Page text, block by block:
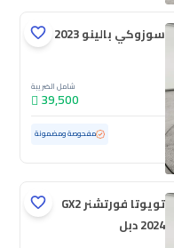
سوزوكي بالينو GL 2023
شامل الضريبة
39,500
مفحوصة ومضمونة
تويوتا فورتشنر GX2
2024 دبل